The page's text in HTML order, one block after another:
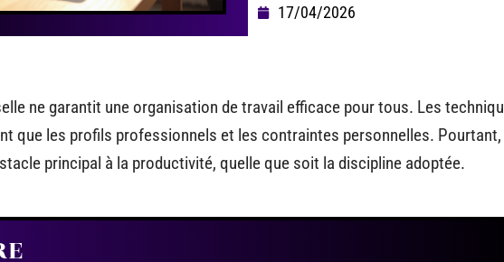
17/04/2026
ne garantit une organisation de travail efficace pour tous. Les
que les profils professionnels et les contraintes personnelles. Pourtant,
principal à la productivité, quelle que soit la discipline adoptée.